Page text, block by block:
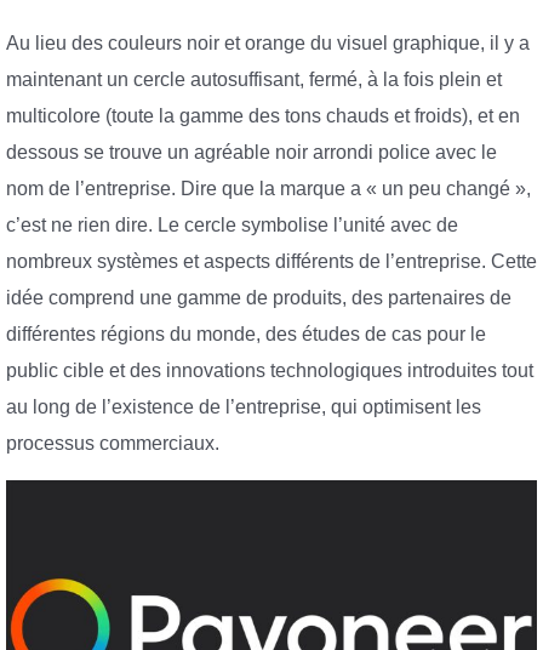
Au lieu des couleurs noir et orange du visuel graphique, il y a
maintenant un cercle autosuffisant, fermé, à la fois plein et
multicolore (toute la gamme des tons chauds et froids), et en
dessous se trouve un agréable noir arrondi police avec le
nom de l’entreprise. Dire que la marque a « un peu changé »,
c’est ne rien dire. Le cercle symbolise l’unité avec de
nombreux systèmes et aspects différents de l’entreprise. Cette
idée comprend une gamme de produits, des partenaires de
différentes régions du monde, des études de cas pour le
public cible et des innovations technologiques introduites tout
au long de l’existence de l’entreprise, qui optimisent les
processus commerciaux.